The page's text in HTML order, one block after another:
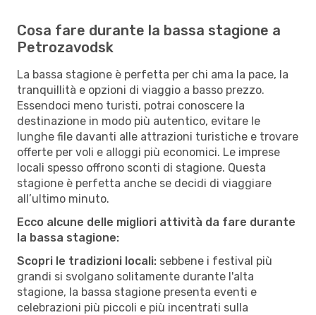
Cosa fare durante la bassa stagione a
Petrozavodsk
La bassa stagione è perfetta per chi ama la pace, la
tranquillità e opzioni di viaggio a basso prezzo.
Essendoci meno turisti, potrai conoscere la
destinazione in modo più autentico, evitare le
lunghe file davanti alle attrazioni turistiche e trovare
offerte per voli e alloggi più economici. Le imprese
locali spesso offrono sconti di stagione. Questa
stagione è perfetta anche se decidi di viaggiare
all’ultimo minuto.
Ecco alcune delle migliori attività da fare durante
la bassa stagione:
Scopri le tradizioni locali: sebbene i festival più
grandi si svolgano solitamente durante l'alta
stagione, la bassa stagione presenta eventi e
celebrazioni più piccoli e più incentrati sulla